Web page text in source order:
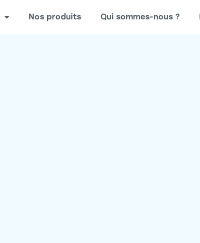
Nos produits Qui sommes-nous ?